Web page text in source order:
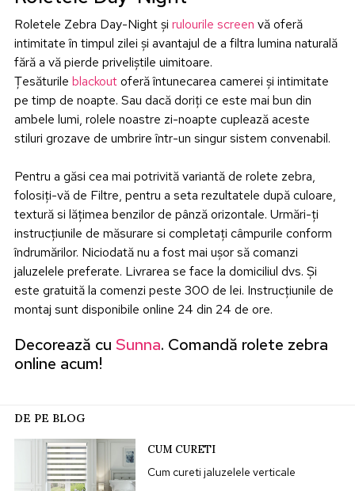
Roletele Zebra Day-Night și rulourile screen vă oferă
intimitate în timpul zilei și avantajul de a filtra lumina naturală
fără a vă pierde priveliștile uimitoare.
Țesăturile blackoutoferă întunecarea camerei și intimitate
pe timp de noapte. Sau dacă doriți ce este mai bun din
ambele lumi, rolele noastre zi-noapte cuplează aceste
stiluri grozave de umbrire într-un singur sistem convenabil.
Pentru a găsi cea mai potrivită variantă de rolete zebra,
folosiți-vă de Filtre, pentru a seta rezultatele după culoare,
textură si lățimea benzilor de pânză orizontale. Urmări-ți
instrucțiunile de măsurare si completați câmpurile conform
îndrumărilor. Niciodată nu a fost mai ușor să comanzi
jaluzelele preferate. Livrarea se face la domiciliul dvs. Și
este gratuită la comenzi peste 300 de lei. Instrucțiunile de
montaj sunt disponibile online 24 din 24 de ore.
Decorează cu Sunna. Comandă rolete zebra
online acum!
DE PE BLOG
CUM CURETI
Cum cureti jaluzelele verticale